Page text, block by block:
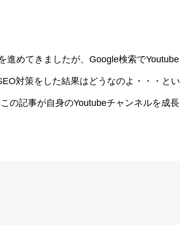
進めてきましたが、Google検索でYoutube
対策をした結果はどうなのよ・・・とい
の記事が自身のYoutubeチャンネルを成長